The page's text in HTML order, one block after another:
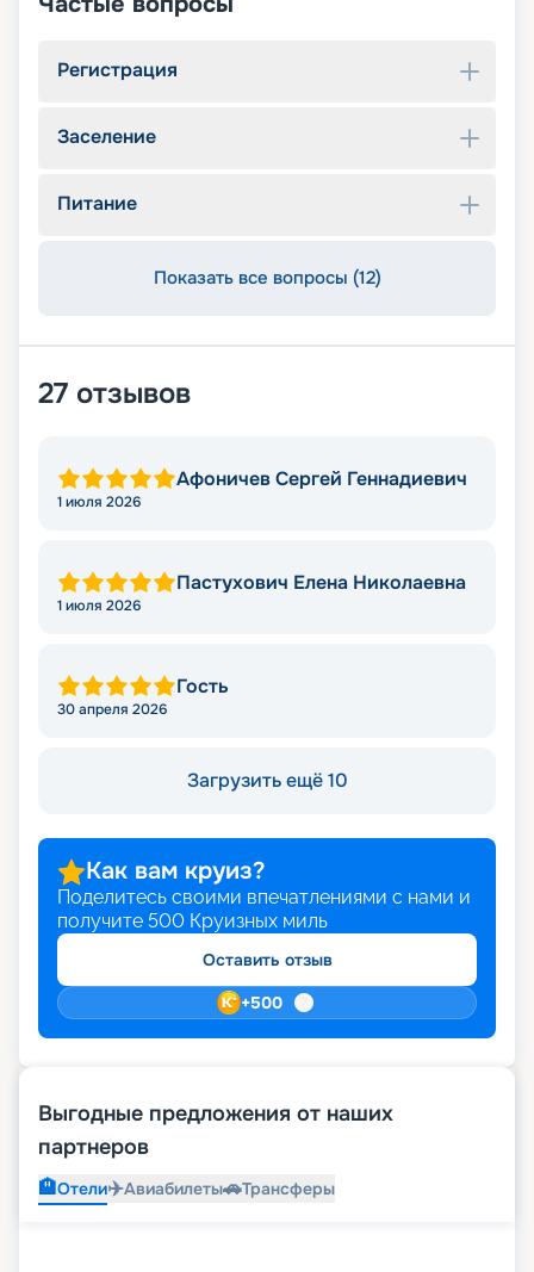
Регистрация
Заселение
Питание
Показать все вопросы (12)
27 отзывов
Афоничев Сергей Геннадиевич
1 июля 2026
Пастухович Елена Николаевна
1 июля 2026
Гость
30 апреля 2026
Загрузить ещё 10
Как вам круиз?
Поделитесь своими впечатлениями с нами и
получите 500 Круизных миль
Оставить отзыв
+500
Выгодные предложения от наших
партнеров
🏨Отели✈️Авиабилеты🚗Трансферы